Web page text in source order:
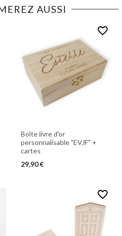
AUSSI
favorite_border
Boîte livre d'or
personnalisable "EVJF" +
cartes
29,90 €
favorite_border